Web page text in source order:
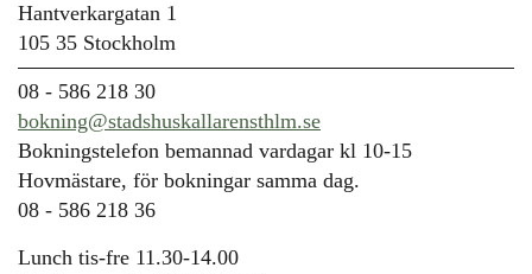
Hantverkargatan 1
105 35 Stockholm
08 - 586 218 30
bokning@stadshuskallarensthlm.se
Bokningstelefon bemannad vardagar kl 10-15
Hovmästare, för bokningar samma dag.
08 - 586 218 36
Lunch tis-fre 11.30-14.00